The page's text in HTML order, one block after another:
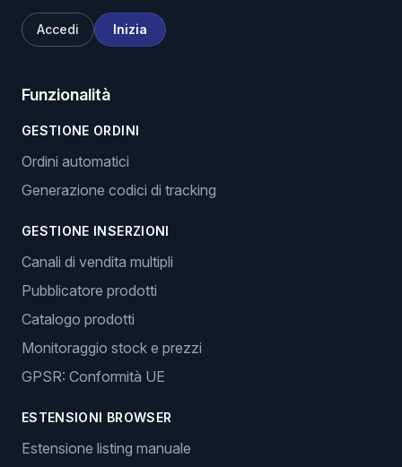
Accedi Inizia
Funzionalità
GESTIONE ORDINI
Ordini automatici
Generazione codici di tracking
GESTIONE INSERZIONI
Canali di vendita multipli
Pubblicatore prodotti
Catalogo prodotti
Monitoraggio stock e prezzi
GPSR: Conformità UE
ESTENSIONI BROWSER
Estensione listing manuale